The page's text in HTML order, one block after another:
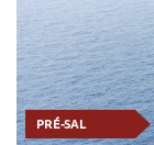
PRÉ-SAL